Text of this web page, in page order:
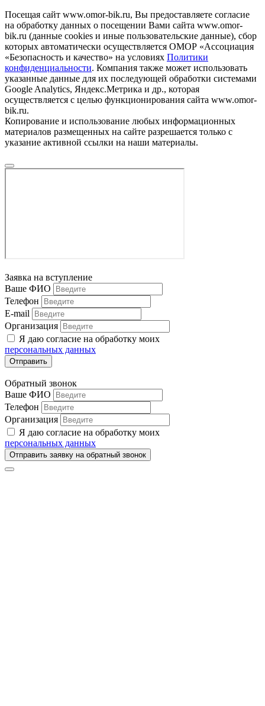
Посещая сайт www.omor-bik.ru, Вы предоставляете согласие
на обработку данных о посещении Вами сайта www.omor-
bik.ru (данные cookies и иные пользовательские данные), сбор
которых автоматически осуществляется ОМОР «Ассоциация
«Безопасность и качество» на условиях Политики
конфиденциальности. Компания также может использовать
указанные данные для их последующей обработки системами
Google Analytics, Яндекс.Метрика и др., которая
осуществляется с целью функционирования сайта www.omor-
bik.ru.
Копирование и использование любых информационных
материалов размещенных на сайте разрешается только с
указание активной ссылки на наши материалы.
Заявка на вступление
Ваше ФИО
Телефон
E-mail
Организация
Я даю согласие на обработку моих
персональных данных
Отправить
Обратный звонок
Ваше ФИО
Телефон
Организация
Я даю согласие на обработку моих
персональных данных
Отправить заявку на обратный звонок